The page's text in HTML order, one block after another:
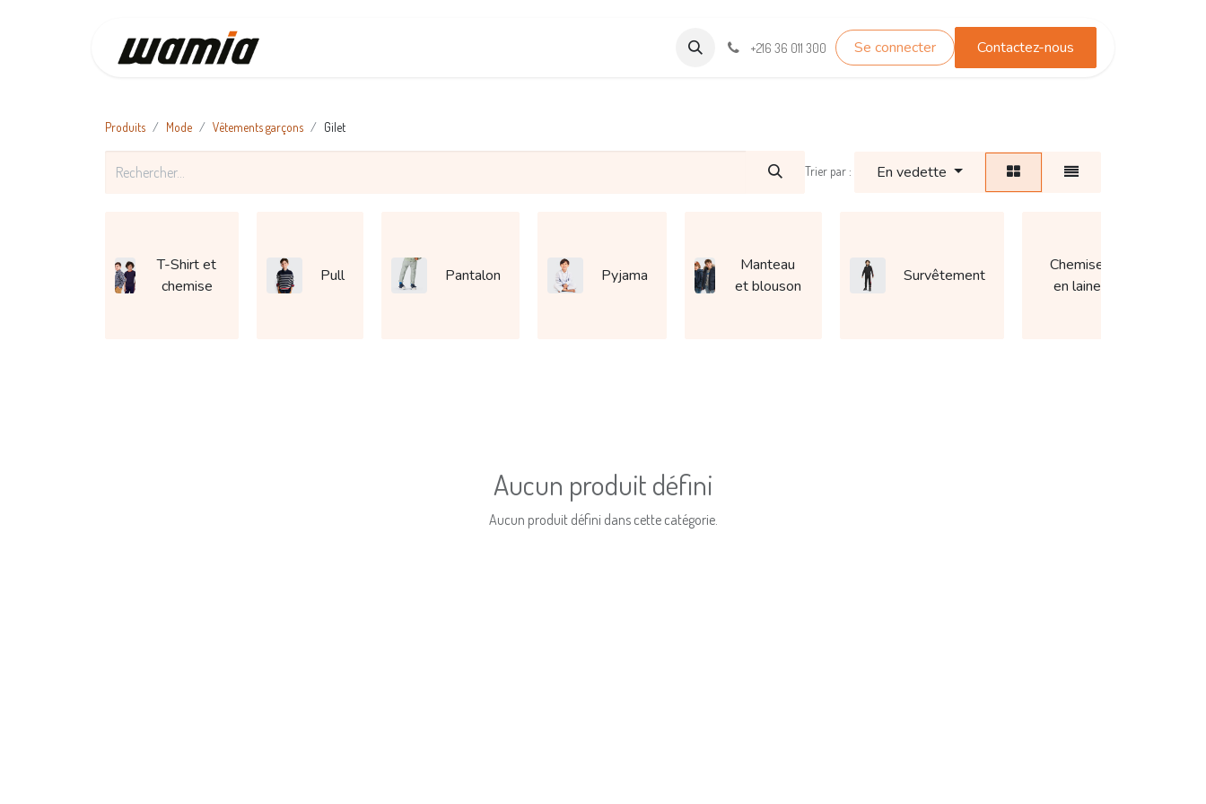
Wamia Marketpalce TEST_WHATSAPP Contactez-nous
+216 36 011 300 Se connecter Contactez-nous
Produits Mode Vêtements garçons Gilet
Trier par : En vedette
T-Shirt et
chemise
Pull Pantalon Pyjama
Manteau
et blouson
Survêtement
Chemise
en laine
Aucun produit défini
Aucun produit défini dans cette catégorie.